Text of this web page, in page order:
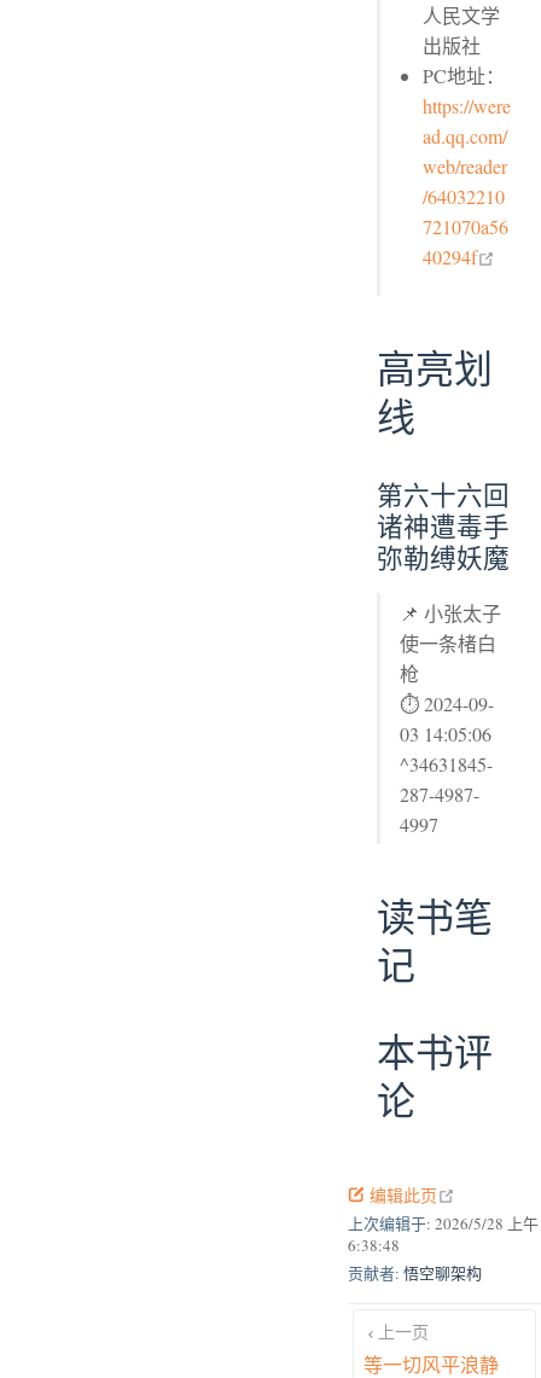
人民文学
出版社
PC地址：
https://were
ad.qq.com/
web/reader
/64032210
721070a56
40294f
高亮划
线
第六十六回
诸神遭毒手
弥勒缚妖魔
📌 小张太子
使一条楮白
枪
⏱ 2024-09-
03 14:05:06
^34631845-
287-4987-
4997
读书笔
记
本书评
论
编辑此页
上次编辑于: 2026/5/28 上午
6:38:48
贡献者: 悟空聊架构
上一页
等一切风平浪静